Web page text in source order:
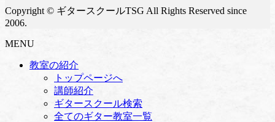
Copyright © ギタースクールTSG All Rights Reserved since
2006.
MENU
教室の紹介
トップページへ
講師紹介
ギタースクール検索
全てのギター教室一覧